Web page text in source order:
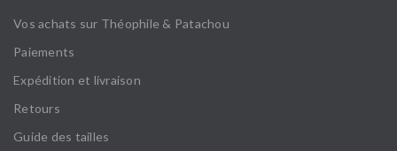
Vos achats sur Théophile & Patachou
Paiements
Expédition et livraison
Retours
Guide des tailles